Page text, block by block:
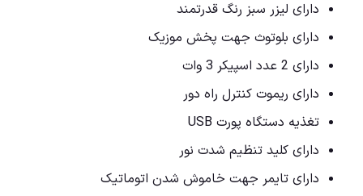
دارای لیزر سبز رنگ قدرتمند
دارای بلوتوث جهت پخش موزیک
دارای 2 عدد اسپیکر 3 وات
دارای ریموت کنترل راه دور
تغذیه دستگاه پورت USB
دارای کلید تنظیم شدت نور
دارای تایمر جهت خاموش شدن اتوماتیک